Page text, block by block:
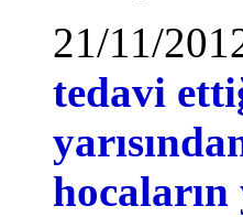
21/11/
tedavi